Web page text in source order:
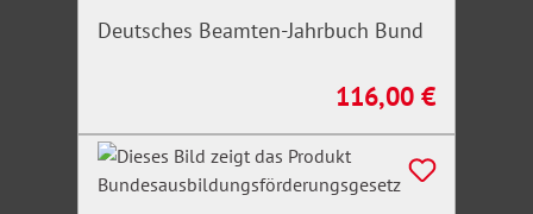
Deutsches Beamten-Jahrbuch Bund
Regulärer Preis:
116,00 €